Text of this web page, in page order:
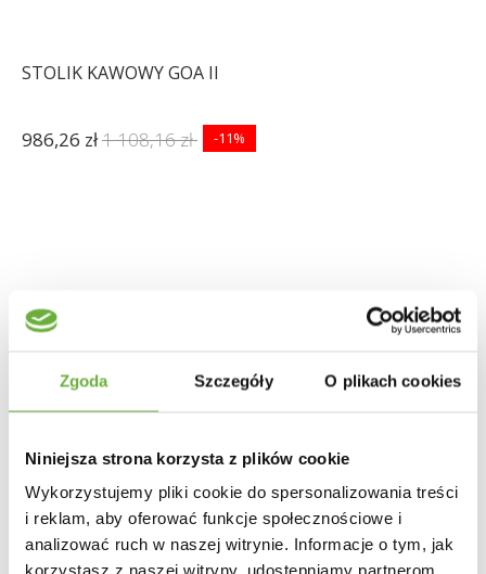
Zgoda Szczegóły O plikach cookies
Niniejsza strona korzysta z plików cookie
Wykorzystujemy pliki cookie do spersonalizowania treści
i reklam, aby oferować funkcje społecznościowe i
analizować ruch w naszej witrynie. Informacje o tym, jak
korzystasz z naszej witryny, udostępniamy partnerom
STOLIK KAWOWY GOA II
986,26 zł1 108,16 zł -11%